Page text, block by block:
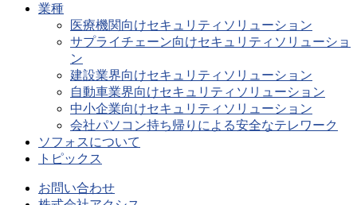
業種
医療機関向けセキュリティソリューション
サプライチェーン向けセキュリティソリューショ
ン
建設業界向けセキュリティソリューション
自動車業界向けセキュリティソリューション
中小企業向けセキュリティソリューション
会社パソコン持ち帰りによる安全なテレワーク
ソフォスについて
トピックス
お問い合わせ